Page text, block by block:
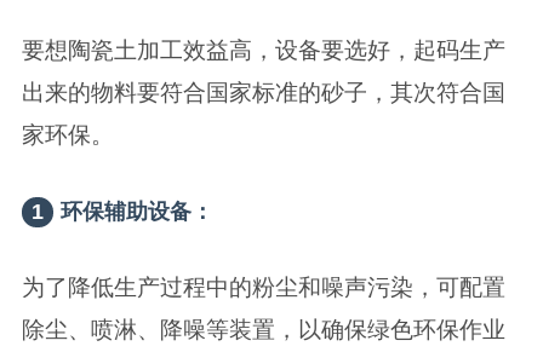
要想陶瓷土加工效益高，设备要选好，起码生产
出来的物料要符合国家标准的砂子，其次符合国
家环保。
1 环保辅助设备：
为了降低生产过程中的粉尘和噪声污染，可配置
除尘、喷淋、降噪等装置，以确保绿色环保作业